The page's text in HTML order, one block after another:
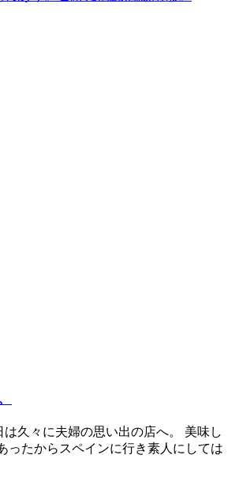
久々に夫婦の思い出の店へ。 美味し
ったからスペインに行き素人にしては